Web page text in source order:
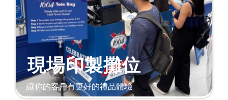
現場印製攤位
讓你的客戶有更好的禮品體驗